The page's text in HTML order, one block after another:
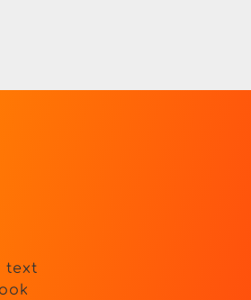
text